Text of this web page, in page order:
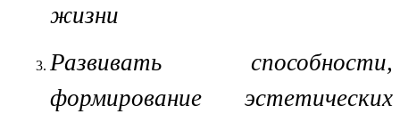
жизни
Развивать способности,
формирование эстетических